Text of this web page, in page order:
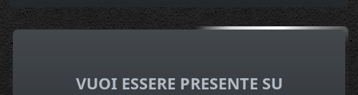
VUOI ESSERE PRESENTE SU